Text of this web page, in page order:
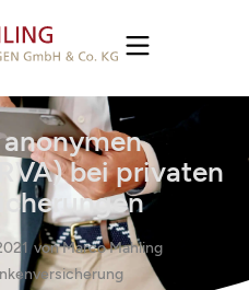
anonymen
bei privaten
vonMarco Mahling